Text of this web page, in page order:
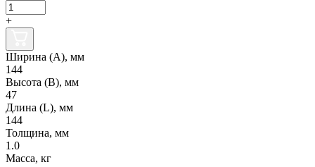
+
Ширина (А), мм
144
Высота (В), мм
47
Длина (L), мм
144
Толщина, мм
1.0
Масса, кг